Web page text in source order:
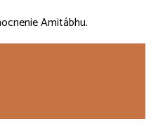
Amitábhu.